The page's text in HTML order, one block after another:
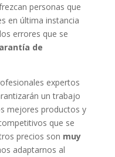
personas que
en última instancia
errores que se
de
expertos
un trabajo
mejores productos y
que se
precios son muy
adaptarnos al